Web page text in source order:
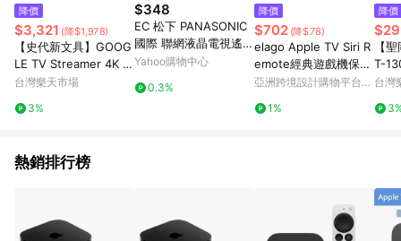
降價
$3,321 (降$1,978)
【史代新文具】GOOG
LE TV Streamer 4K 電
視盒
台灣樂天市場
3%
$348
EC 松下 PANASONIC
國際 聯網液晶電視遙控
器 NET-1302
Yahoo購物中心
0.3%
降價
$702 (降$78)
elago Apple TV Siri R
emote經典遊戲機保護
套(附掛繩) 多色
亞洲跨境設計購物平台
1%
降價
【
T-
搖
台灣
熱銷排行榜